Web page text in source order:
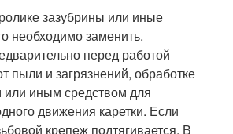
зазубрины или иные
необходимо заменить.
перед работой
пыли и загрязнений, обработке
иным средством для
движения каретки. Если
крепеж подтягивается. В